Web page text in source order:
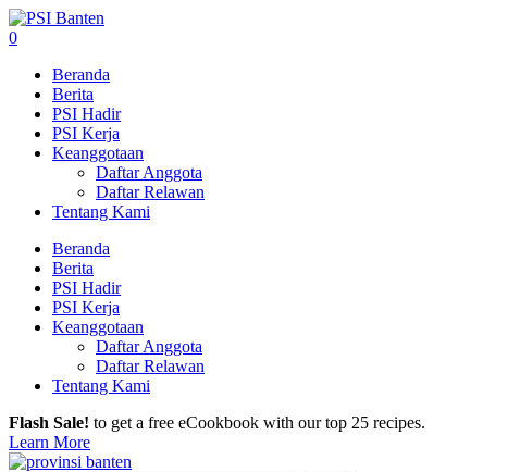
0
Beranda
Berita
PSI Hadir
PSI Kerja
Keanggotaan
Daftar Anggota
Daftar Relawan
Tentang Kami
Beranda
Berita
PSI Hadir
PSI Kerja
Keanggotaan
Daftar Anggota
Daftar Relawan
Tentang Kami
Flash Sale! to get a free eCookbook with our top 25 recipes.
Learn More